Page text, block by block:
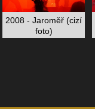
2008 - Jaroměř (cizí
foto)